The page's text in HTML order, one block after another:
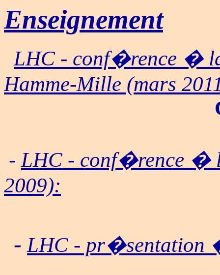
Enseignement
LHC - conf�rence �
Hamme-Mille (mars
- LHC - conf�rence �
2009):
- LHC - pr�sentation